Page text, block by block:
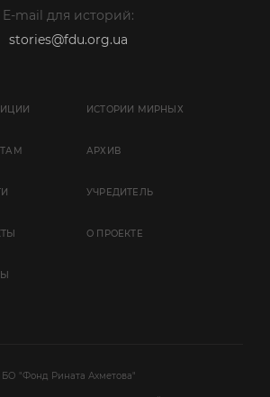
E-mail для историй:
stories@fdu.org.ua
ИСТОРИИ МИРНЫХ
АРХИВ
УЧРЕДИТЕЛЬ
О ПРОЕКТЕ
БО "Фонд Рината Ахметова"